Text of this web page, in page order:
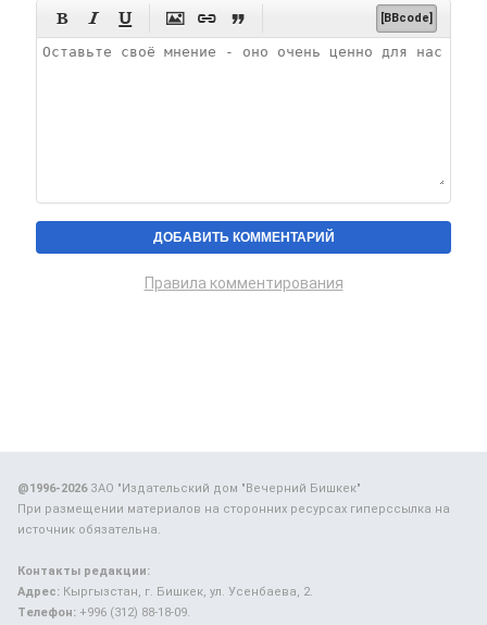
      [BBcode]
Правила комментирования
@1996-2026ЗАО "Издательский дом "Вечерний Бишкек"
При размещении материалов на сторонних ресурсах гиперссылка на
источник обязательна.
Контакты редакции:
Адрес: Кыргызстан, г. Бишкек, ул. Усенбаева, 2.
Телефон: +996 (312) 88-18-09.